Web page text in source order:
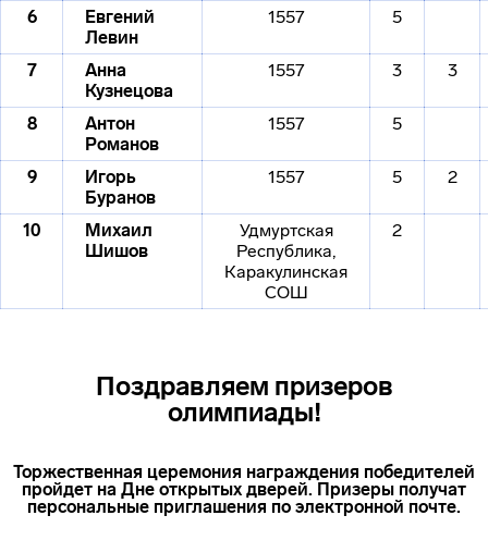
6
Евгений
Левин
1557 5
7
Анна
Кузнецова
1557 3 3
8
Антон
Романов
1557 5
9
Игорь
Буранов
1557 5 2
10
Михаил
Шишов
Удмуртская
Республика,
Каракулинская
СОШ
2
Поздравляем призеров
олимпиады!
Торжественная церемония награждения победителей
пройдет на Дне открытых дверей. Призеры получат
персональные приглашения по электронной почте.